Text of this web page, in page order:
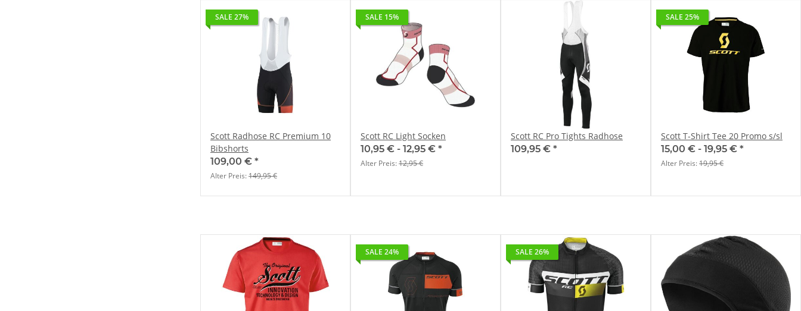
SALE 27%
Scott Radhose RC Premium 10
Bibshorts
109,00 € *
Alter Preis:149,95 €
SALE 15%
Scott RC Light Socken
10,95 € - 12,95 € *
Alter Preis:12,95 €
Scott RC Pro Tights Radhose
109,95 € *
SALE 25%
Scott T-Shirt Tee 20 Promo s/sl
15,00 € - 19,95 € *
Alter Preis:19,95 €
SALE 24% SALE 26%